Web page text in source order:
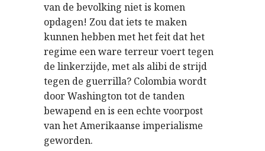
van de bevolking niet is komen
opdagen! Zou dat iets te maken
kunnen hebben met het feit dat het
regime een ware terreur voert tegen
de linkerzijde, met als alibi de strijd
tegen de guerrilla? Colombia wordt
door Washington tot de tanden
bewapend en is een echte voorpost
van het Amerikaanse imperialisme
geworden.